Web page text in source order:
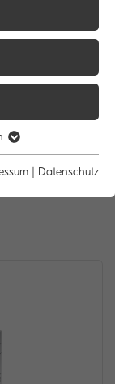
| Datenschutz